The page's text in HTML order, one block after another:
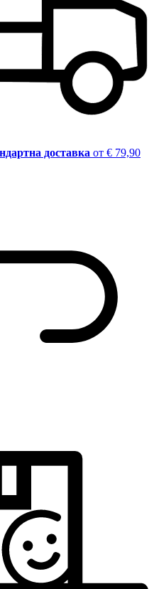
доставка от € 79,90